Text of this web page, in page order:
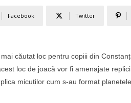
Facebook Twitter
căutat loc pentru copiii din
loc de joacă vor fi amenajate
micuților cum s-au format